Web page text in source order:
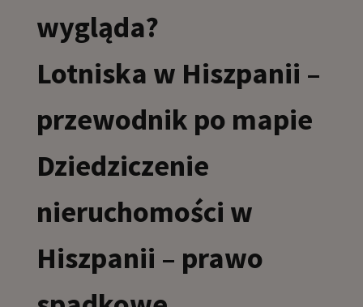
wygląda?
Lotniska w Hiszpanii –
przewodnik po mapie
Dziedziczenie
nieruchomości w
Hiszpanii – prawo